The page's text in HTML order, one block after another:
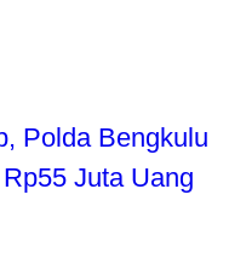
Polda Bengkulu
Juta Uang